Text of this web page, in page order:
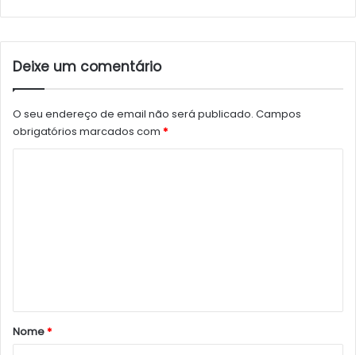
Deixe um comentário
O seu endereço de email não será publicado. Campos
obrigatórios marcados com *
r
Nome*